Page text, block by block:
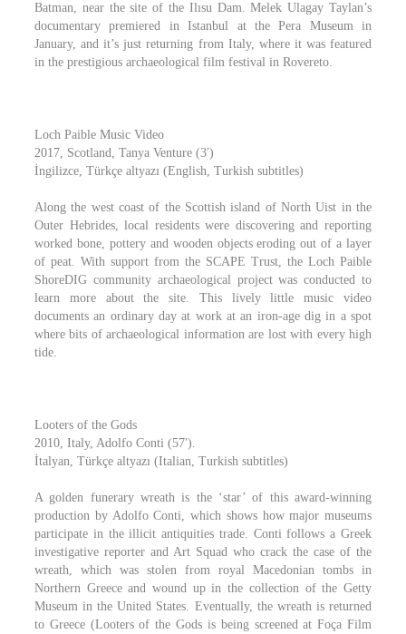
Batman, near the site of the Ilısu Dam. Melek Ulagay Taylan’s
documentary premiered in Istanbul at the Pera Museum in
January, and it’s just returning from Italy, where it was featured
in the prestigious archaeological film festival in Rovereto.
Loch Paible Music Video
2017, Scotland, Tanya Venture (3′)
İngilizce, Türkçe altyazı (English, Turkish subtitles)
Along the west coast of the Scottish island of North Uist in the
Outer Hebrides, local residents were discovering and reporting
worked bone, pottery and wooden objects eroding out of a layer
of peat. With support from the SCAPE Trust, the Loch Paible
ShoreDIG community archaeological project was conducted to
learn more about the site. This lively little music video
documents an ordinary day at work at an iron-age dig in a spot
where bits of archaeological information are lost with every high
tide.
Looters of the Gods
2010, Italy, Adolfo Conti (57′).
İtalyan, Türkçe altyazı (Italian, Turkish subtitles)
A golden funerary wreath is the ‘star’ of this award-winning
production by Adolfo Conti, which shows how major museums
participate in the illicit antiquities trade. Conti follows a Greek
investigative reporter and Art Squad who crack the case of the
wreath, which was stolen from royal Macedonian tombs in
Northern Greece and wound up in the collection of the Getty
Museum in the United States. Eventually, the wreath is returned
to Greece (Looters of the Gods is being screened at Foça Film